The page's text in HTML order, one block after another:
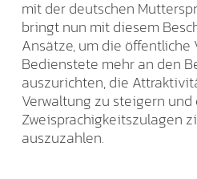
mit der deutschen
bringt nun mit diesem
Ansätze, um die öffentliche
Bedienstete mehr an den
auszurichten, die
Verwaltung zu steigern und
Zweisprachigkeitszulagen
auszuzahlen.